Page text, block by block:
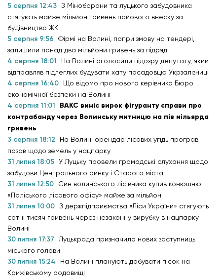
5 серпня 12:43 З Міноборони та луцького забудовника
стягують майже мільйон гривень пайового внеску за
будівництво ЖК
5 серпня 9:56
Фірмі на Волині, попри змову на тендері,
залишили понад два мільйони гривень за підряд
4 серпня 18:01
На Волині оголосили підозру депутату, який
відправляв підлеглих будувати хату посадовцю Укрзалізниці
4 серпня 16:40
Що відомо про нового керівника Бюро
економічної безпеки на Волині
4 серпня 11:01
ВАКС виніс вирок фігуранту справи про
контрабанду через Волинську митницю на пів мільярда
гривень
3 серпня 18:12
На Волині орендар лісових угідь програв
позов щодо земель у нацпарку
31 липня 18:05 У Луцьку провели громадські слухання щодо
забудови Центрального ринку і Старого міста
31 липня 12:50
Син волинського лісівника купив конюшню
«Поліського лісового офісу» майже за мільйон
31 липня 10:00 З держпідприємства «Ліси України» стягують
сотні тисяч гривень через незаконну вирубку в нацпарку
Волині
30 липня 17:37
Луцькрада призначила нових заступниць
міського голови
30 липня 15:24
На Волині планують добувати пісок на
Крижівському родовищі